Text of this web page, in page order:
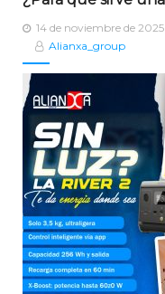
Posted
on
14 de noviembre de 2025
Alianxa_group